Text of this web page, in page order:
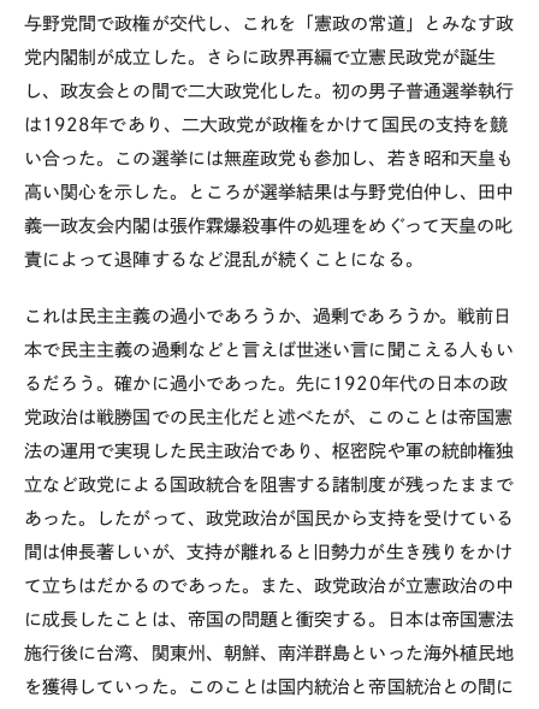
与野党間で政権が交代し、これを「憲政の常道」とみなす政
党内閣制が成立した。さらに政界再編で立憲民政党が誕生
し、政友会との間で二大政党化した。初の男子普通選挙執行
は1928年であり、二大政党が政権をかけて国民の支持を競
い合った。この選挙には無産政党も参加し、若き昭和天皇も
高い関心を示した。ところが選挙結果は与野党伯仲し、田中
義一政友会内閣は張作霖爆殺事件の処理をめぐって天皇の叱
責によって退陣するなど混乱が続くことになる。
これは民主主義の過小であろうか、過剰であろうか。戦前日
本で民主主義の過剰などと言えば世迷い言に聞こえる人もい
るだろう。確かに過小であった。先に1920年代の日本の政
党政治は戦勝国での民主化だと述べたが、このことは帝国憲
法の運用で実現した民主政治であり、枢密院や軍の統帥権独
立など政党による国政統合を阻害する諸制度が残ったままで
あった。したがって、政党政治が国民から支持を受けている
間は伸長著しいが、支持が離れると旧勢力が生き残りをかけ
て立ちはだかるのであった。また、政党政治が立憲政治の中
に成長したことは、帝国の問題と衝突する。日本は帝国憲法
施行後に台湾、関東州、朝鮮、南洋群島といった海外植民地
を獲得していった。このことは国内統治と帝国統治との間に